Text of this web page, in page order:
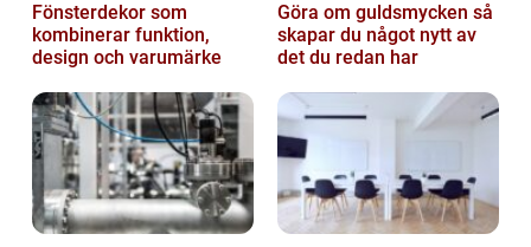
Fönsterdekor som
kombinerar funktion,
design och varumärke
Göra om guldsmycken så
skapar du något nytt av
det du redan har